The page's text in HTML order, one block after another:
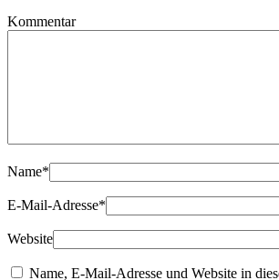
Kommentar
Name*
E-Mail-Adresse*
Website
Name, E-Mail-Adresse und Website in